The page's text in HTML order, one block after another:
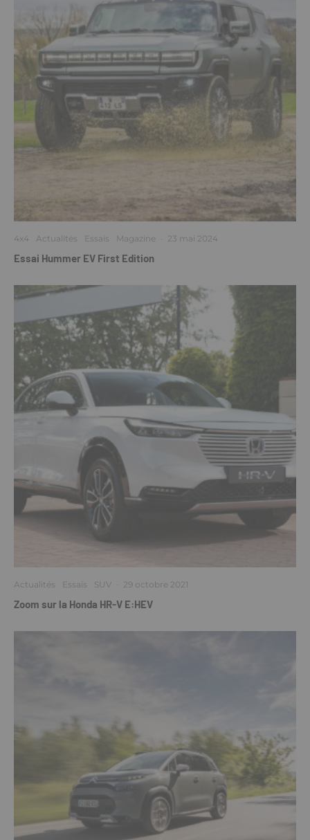
4x4 Actualités Essais Magazine · 23 mai 2024
Essai Hummer EV First Edition
Actualités Essais SUV · 29 octobre 2021
Zoom sur la Honda HR-V E:HEV